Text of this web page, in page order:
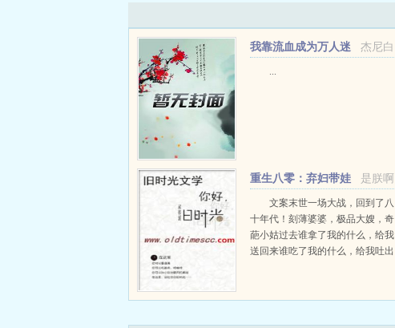
杰尼白
我靠流血成为万人迷
...
是朕啊
重生八零：弃妇带娃
撩军夫文案末世一场大战，回到了八
十年代！刻薄婆婆，极品大嫂，奇
葩小姑过去谁拿了我的什么，给我
送回来谁吃了我的什么，给我吐出
况？...